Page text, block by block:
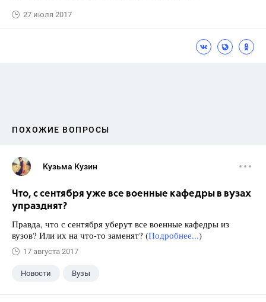
27 июля 2017
ПОХОЖИЕ ВОПРОСЫ
Кузьма Кузин
Что, с сентября уже все военные кафедры в вузах
упразднят?
Правда, что с сентября уберут все военные кафедры из
вузов? Или их на что-то заменят? (Подробнее...)
17 августа 2017
Новости Вузы